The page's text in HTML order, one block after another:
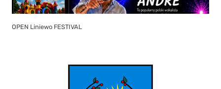
OPEN Liniewo FESTIVAL